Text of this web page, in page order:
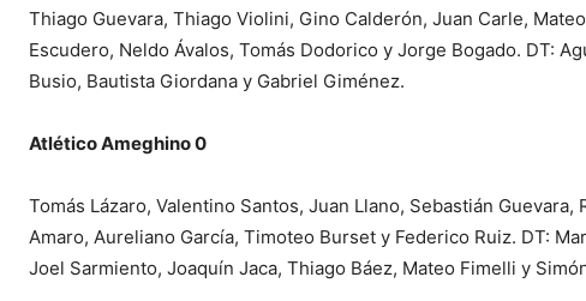
Thiago Guevara, Thiago Violini, Gino Calderón, Juan Carle,
Escudero, Neldo Ávalos, Tomás Dodorico y Jorge Bogado. DT:
Busio, Bautista Giordana y Gabriel Giménez.
Atlético Ameghino 0
Tomás Lázaro, Valentino Santos, Juan Llano, Sebastián
Amaro, Aureliano García, Timoteo Burset y Federico Ruiz. DT:
Joel Sarmiento, Joaquín Jaca, Thiago Báez, Mateo Fimelli y